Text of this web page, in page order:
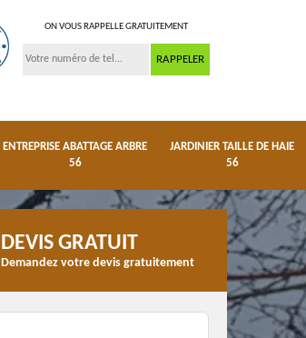
ON VOUS RAPPELLE GRATUITEMENT
ENTREPRISE ABATTAGE ARBRE
56
JARDINIER TAILLE DE HAIE
56
DEVIS GRATUIT
Demandez votre devis gratuitement